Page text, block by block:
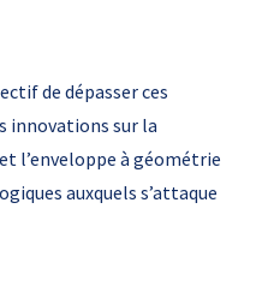
de dépasser ces
innovations sur la
l’enveloppe à géométrie
auxquels s’attaque